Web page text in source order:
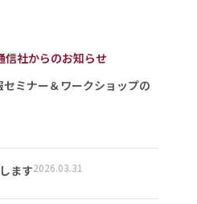
信社からのお知らせ
ミナー＆ワークショップの
ます2026.03.31